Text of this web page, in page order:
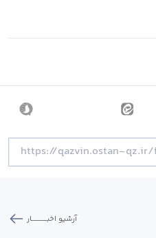
آرشیو اخبـــــــــــار